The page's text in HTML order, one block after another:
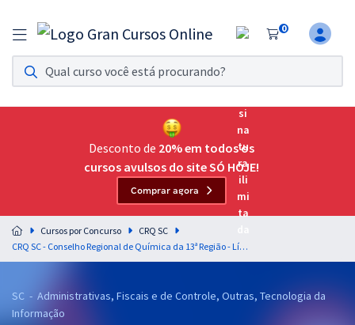
0
Assinatura Ilimitada 11
Acesso a todos os cursos. Teste grátis por 7 dias!
Assinatura OAB Até Passar
Acesso ilimitado a toda preparação para o Exame da
Residências Multiprofissionais
Preparação completa e intensiva para as principais
residências em saúde do Brasil
Assinatura Ilimitada
Desconto de 20% em todos os
cursos avulsos do site SÓ HOJE!
Comprar agora
Cursos por Concurso
CRQ SC
CRQ SC - Conselho Regional de Química da 13ª Região - Língua Portuguesa para Todos os Cargos - Professores: Letícia Bastos, Lucas Lemos e Márcio Wesley
SC - Administrativas, Fiscais e de Controle, Outras, Tecnologia da
Informação